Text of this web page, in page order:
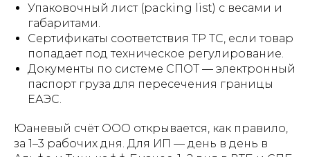
Упаковочный лист (packing list) с весами и
габаритами.
Сертификаты соответствия ТР ТС, если товар
попадает под техническое регулирование.
Документы по системе СПОТ — электронный
паспорт груза для пересечения границы
ЕАЭС.
Юаневый счёт ООО открывается, как правило,
за 1–3 рабочих дня. Для ИП — день в день в